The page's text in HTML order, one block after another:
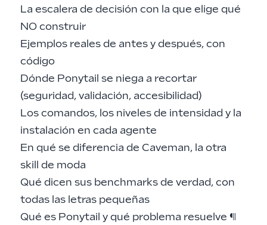
La escalera de decisión con la que elige qué
NO construir
Ejemplos reales de antes y después, con
código
Dónde Ponytail se niega a recortar
(seguridad, validación, accesibilidad)
Los comandos, los niveles de intensidad y la
instalación en cada agente
En qué se diferencia de Caveman, la otra
skill de moda
Qué dicen sus benchmarks de verdad, con
todas las letras pequeñas
Qué es Ponytail y qué problema resuelve ¶